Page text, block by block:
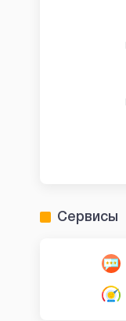
Сервисы